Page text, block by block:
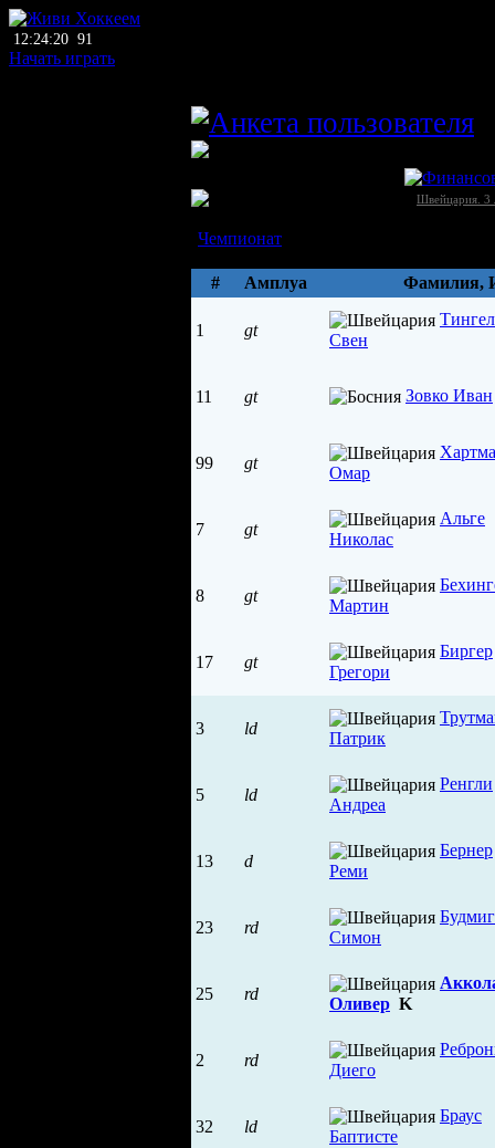
12:24:20 91
Начать играть
Швейцария. 3
Чемпионат
#
Амплуа Фамилия,
1 gt
Свен
11 gt Зовко Иван
99 gt
Омар
7 gt
Альге
Николас
8 gt
Мартин
17 gt
Биргер
Грегори
3 ld
Патрик
5 ld
Ренгли
Андреа
13 d
Бернер
Реми
23 rd
Симон
25 rd
Оливер K
2 rd
Диего
32 ld
Браус
Баптисте